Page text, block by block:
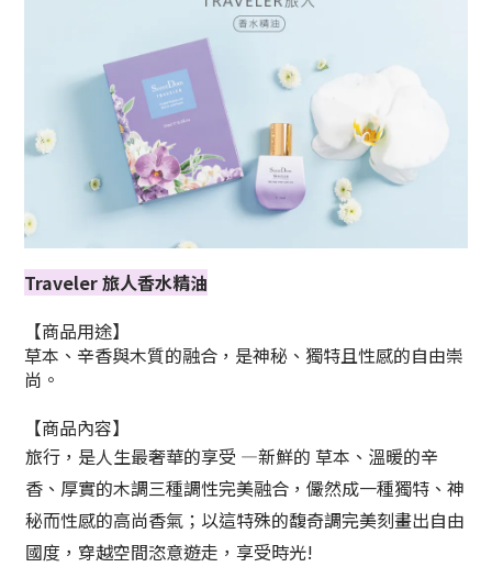
Traveler 旅人香水精油
【商品用途】
草本、辛香與木質的融合，是神秘、獨特且性感的自由崇
尚。
【商品內容】
旅行，是人生最奢華的享受 —新鮮的 草本、溫暖的辛
香、厚實的木調三種調性完美融合，儼然成一種獨特、神
秘而性感的高尚香氣；以這特殊的馥奇調完美刻畫出自由
國度，穿越空間恣意遊走，享受時光!